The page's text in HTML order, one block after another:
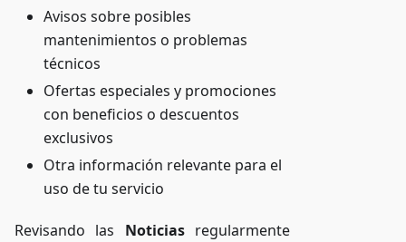
Avisos sobre posibles
mantenimientos o problemas
técnicos
Ofertas especiales y promociones
con beneficios o descuentos
exclusivos
Otra información relevante para el
uso de tu servicio
Revisando las Noticiasregularmente